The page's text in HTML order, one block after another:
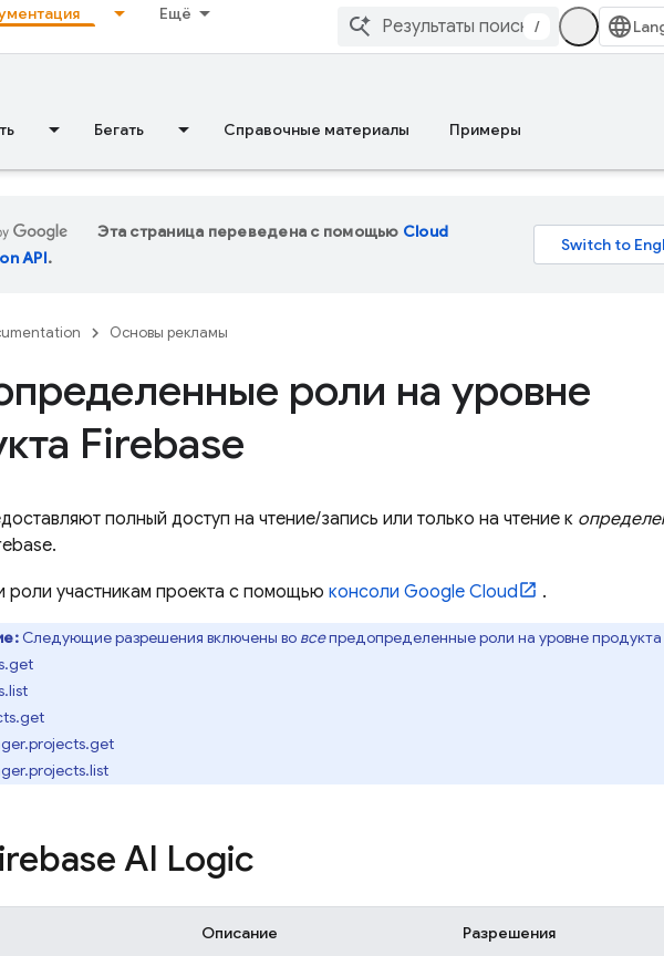
Ещё
/
Бегать Справочные материалы Примеры
Эта страница переведена с помощью Cloud
API.
Основы рекламы
роли на уровне
Firebase
полный доступ на чтение/запись или только на чтение к
роли участникам проекта с помощью консоли Google Cloud .
Следующие разрешения включены во всепредопределенные роли на уровне продукта
AI Logic
Описание Разрешения